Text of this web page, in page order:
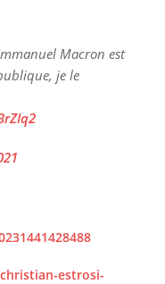
Macron est
je le
estrosi-